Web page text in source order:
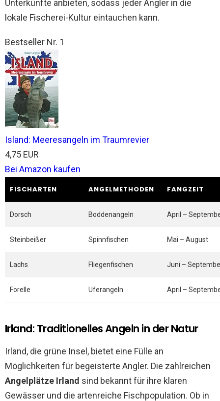
Unterkünfte anbieten, sodass jeder Angler in die
lokale Fischerei-Kultur eintauchen kann.
Bestseller Nr. 1
Island: Meeresangeln im Traumrevier
4,75 EUR
Bei Amazon kaufen
FISCHARTEN ANGELMETHODEN FANGZEIT
Dorsch Boddenangeln April –
Steinbeißer Spinnfischen Mai – August
Lachs Fliegenfischen Juni –
Forelle Uferangeln April –
Irland: Traditionelles Angeln in der Natur
Irland, die grüne Insel, bietet eine Fülle an
Möglichkeiten für begeisterte Angler. Die zahlreichen
Angelplätze Irland sind bekannt für ihre klaren
Gewässer und die artenreiche Fischpopulation. Ob in